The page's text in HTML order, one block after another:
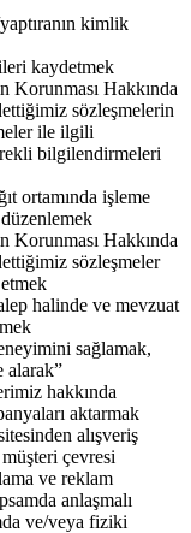
kimlik
kaydetmek
Korunması Hakkında
sözleşmelerin
ile ilgili
bilgilendirmeleri
ortamında işleme
Korunması Hakkında
sözleşmeler
halinde ve mevzuat
sağlamak,
alarak”
hakkında
aktarmak
alışveriş
çevresi
ve reklam
anlaşmalı
ve/veya fiziki